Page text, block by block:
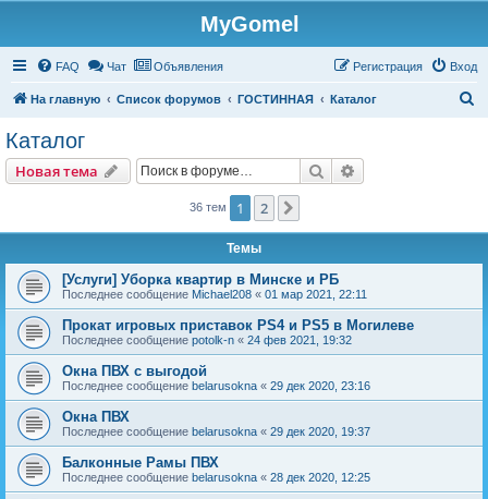
MyGomel
FAQ Чат Объявления Вход
Регистрация
На главную Список форумов ГОСТИННАЯ Каталог
Каталог
Новая тема
Новаятема Поиск
36 тем 1 2
Темы
[Услуги] Уборка квартир в Минске и РБ
Последнее сообщение Michael208 « 01 мар 2021, 22:11
Прокат игровых приставок PS4 и PS5 в Могилеве
Последнее сообщение potolk-n « 24 фев 2021, 19:32
Окна ПВХ с выгодой
Последнее сообщение belarusokna « 29 дек 2020, 23:16
Окна ПВХ
Последнее сообщение belarusokna « 29 дек 2020, 19:37
Балконные Рамы ПВХ
Последнее сообщение belarusokna « 28 дек 2020, 12:25